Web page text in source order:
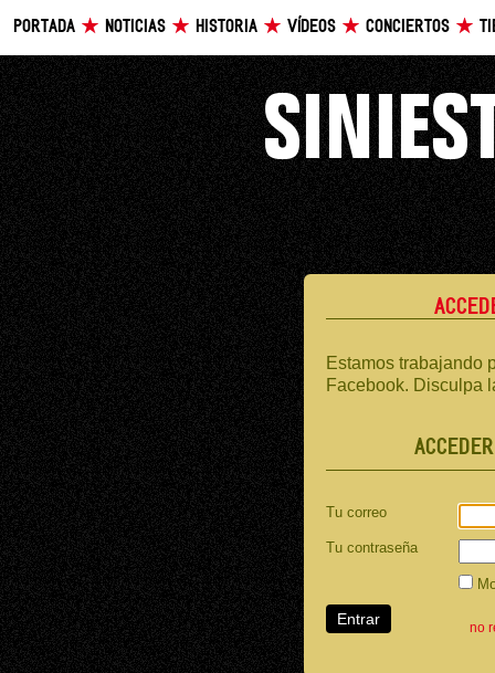
PORTADA NOTICIAS HISTORIA VÍDEOS CONCIERTOS
Estamos trabajando
Facebook. Disculpa
Tu correo
Tu contraseña
no